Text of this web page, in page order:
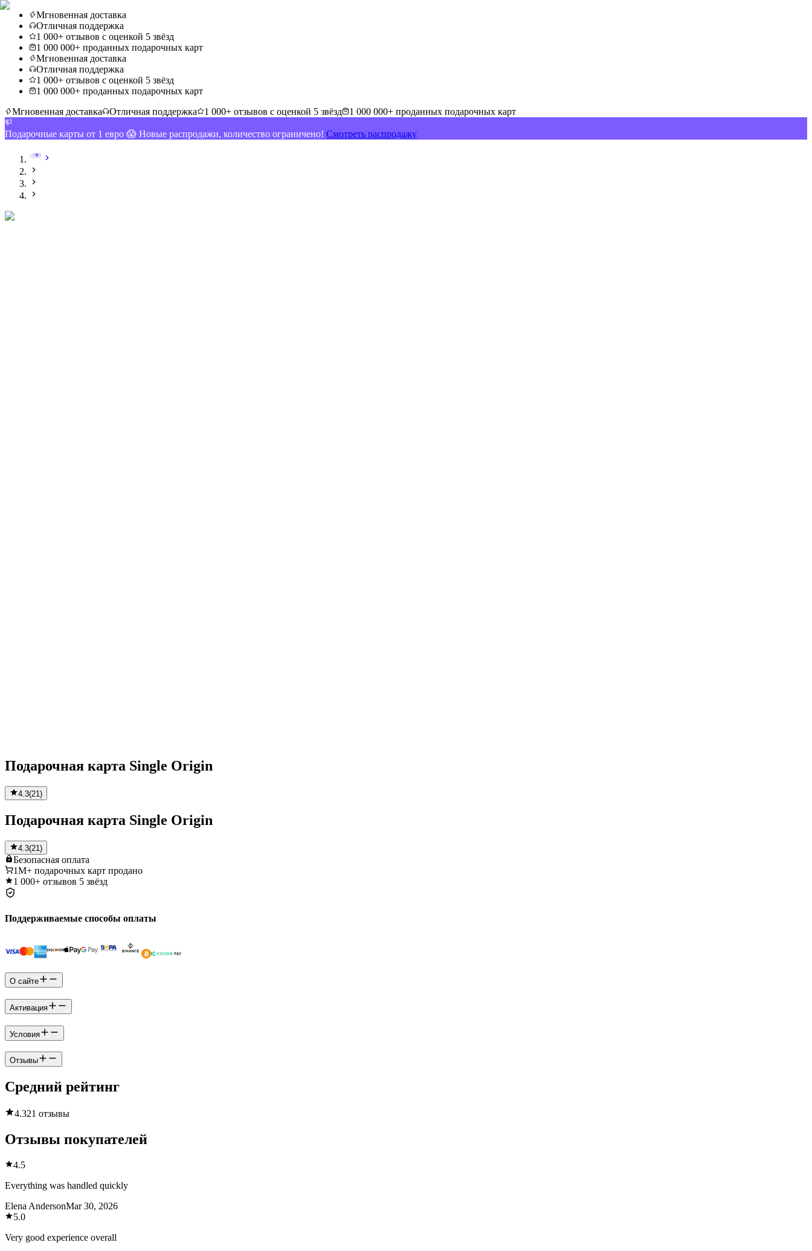
Мгновенная доставка
Отличная поддержка
1 000+ отзывов с оценкой 5 звёзд
1 000 000+ проданных подарочных карт
Мгновенная доставка
Отличная поддержка
1 000+ отзывов с оценкой 5 звёзд
1 000 000+ проданных подарочных карт
Мгновенная доставка
Отличная поддержка 1 000+ отзывов с оценкой 5 звёзд 1 000 000+ проданных подарочных карт
Подарочные карты от 1 евро 😱 Новые распродажи, количество ограничено! Смотреть распродажу
Подарочная карта Single Origin
4.3(21)
Подарочная карта Single Origin
4.3(21 )
Безопасная оплата
1M+ подарочных карт продано
1 000+ отзывов 5 звёзд
Поддерживаемые способы оплаты
О сайте
Активация
Условия
Отзывы
Средний рейтинг
4.321 отзывы
Отзывы покупателей
4.5
Everything was handled quickly
Elena AndersonMar 30, 2026
5.0
Very good experience overall